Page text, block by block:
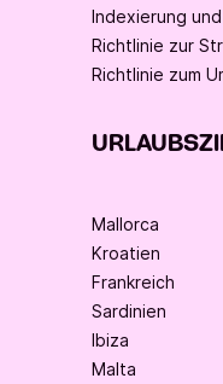
Indexierung
Richtlinie zur
Richtlinie zum
Mallorca
Kroatien
Frankreich
Sardinien
Ibiza
Malta